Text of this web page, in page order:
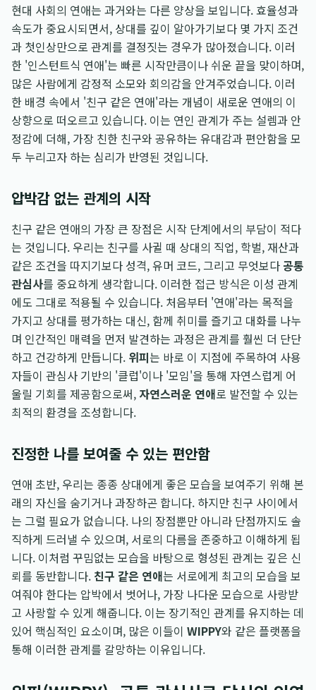
현대 사회의 연애는 과거와는 다른 양상을 보입니다. 효율성과
속도가 중요시되면서, 상대를 깊이 알아가기보다 몇 가지 조건
과 첫인상만으로 관계를 결정짓는 경우가 많아졌습니다. 이러
한 '인스턴트식 연애'는 빠른 시작만큼이나 쉬운 끝을 맞이하며,
많은 사람에게 감정적 소모와 회의감을 안겨주었습니다. 이러
한 배경 속에서 '친구 같은 연애'라는 개념이 새로운 연애의 이
상향으로 떠오르고 있습니다. 이는 연인 관계가 주는 설렘과 안
정감에 더해, 가장 친한 친구와 공유하는 유대감과 편안함을 모
두 누리고자 하는 심리가 반영된 것입니다.
압박감 없는 관계의 시작
친구 같은 연애의 가장 큰 장점은 시작 단계에서의 부담이 적다
는 것입니다. 우리는 친구를 사귈 때 상대의 직업, 학벌, 재산과
같은 조건을 따지기보다 성격, 유머 코드, 그리고 무엇보다 공통
관심사를 중요하게 생각합니다. 이러한 접근 방식은 이성 관계
에도 그대로 적용될 수 있습니다. 처음부터 '연애'라는 목적을
가지고 상대를 평가하는 대신, 함께 취미를 즐기고 대화를 나누
며 인간적인 매력을 먼저 발견하는 과정은 관계를 훨씬 더 단단
하고 건강하게 만듭니다. 위피는 바로 이 지점에 주목하여 사용
자들이 관심사 기반의 '클럽'이나 '모임'을 통해 자연스럽게 어
울릴 기회를 제공함으로써, 자연스러운 연애로 발전할 수 있는
최적의 환경을 조성합니다.
진정한 나를 보여줄 수 있는 편안함
연애 초반, 우리는 종종 상대에게 좋은 모습을 보여주기 위해 본
래의 자신을 숨기거나 과장하곤 합니다. 하지만 친구 사이에서
는 그럴 필요가 없습니다. 나의 장점뿐만 아니라 단점까지도 솔
직하게 드러낼 수 있으며, 서로의 다름을 존중하고 이해하게 됩
니다. 이처럼 꾸밈없는 모습을 바탕으로 형성된 관계는 깊은 신
뢰를 동반합니다. 친구 같은 연애는 서로에게 최고의 모습을 보
여줘야 한다는 압박에서 벗어나, 가장 나다운 모습으로 사랑받
고 사랑할 수 있게 해줍니다. 이는 장기적인 관계를 유지하는 데
있어 핵심적인 요소이며, 많은 이들이 WIPPY와 같은 플랫폼을
통해 이러한 관계를 갈망하는 이유입니다.